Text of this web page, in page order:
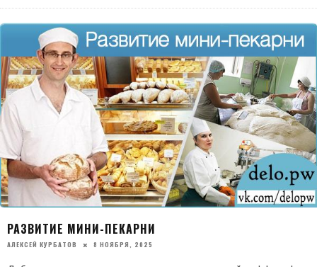
РАЗВИТИЕ МИНИ-ПЕКАРНИ
АЛЕКСЕЙ КУРБАТОВ 8 НОЯБРЯ, 2025